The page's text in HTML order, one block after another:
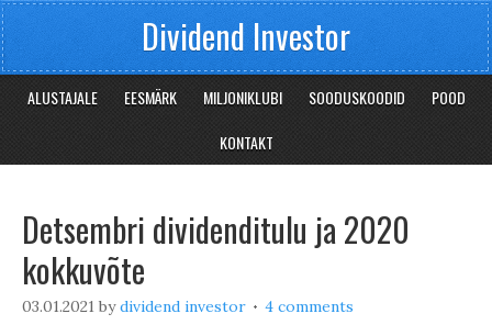
Dividend Investor
ALUSTAJALE EESMÄRK MILJONIKLUBI SOODUSKOODID
POOD
KONTAKT
Detsembri dividenditulu ja 2020
kokkuvõte
03.01.2021 bydividend investor 4 comments